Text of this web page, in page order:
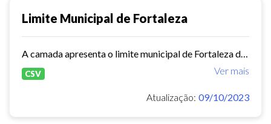
Limite Municipal de Fortaleza
Ver mais
CSV
Atualização: 09/10/2023